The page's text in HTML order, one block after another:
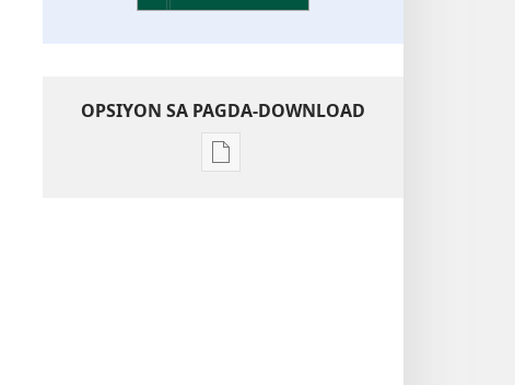
OPSIYON SA PAGDA-DOWNLOAD
Opsiyon